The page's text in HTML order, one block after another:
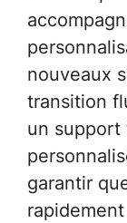
nouveaux
transition
un
garantir